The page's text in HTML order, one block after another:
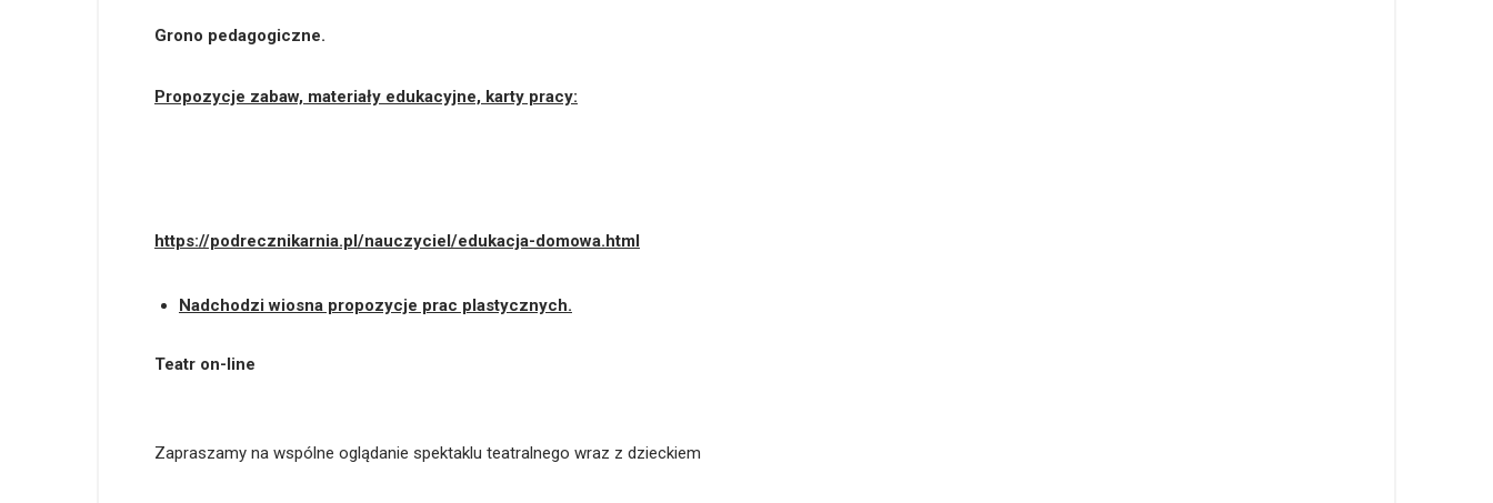
Grono pedagogiczne.
Propozycje zabaw, materiały edukacyjne, karty pracy:
https://podrecznikarnia.pl/nauczyciel/edukacja-domowa.html
Nadchodzi wiosna propozycje prac plastycznych.
Teatr on-line
Zapraszamy na wspólne oglądanie spektaklu teatralnego wraz z dzieckiem